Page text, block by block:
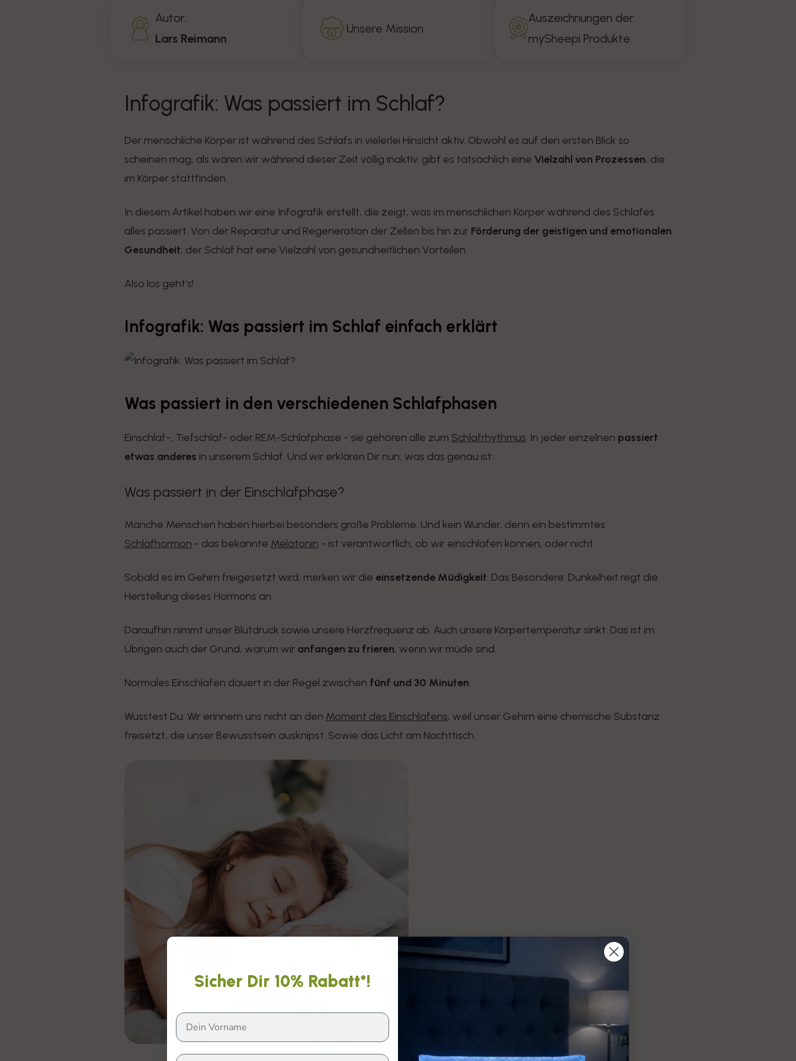
Autor:
Lars Reimann
Unsere Mission
Auszeichnungen der
mySheepi Produkte
Infografik: Was passiert im Schlaf?
Der menschliche Körper ist während des Schlafs in vielerlei Hinsicht aktiv. Obwohl es auf den ersten Blick so
scheinen mag, als wären wir während dieser Zeit völlig inaktiv, gibt es tatsächlich eine Vielzahl von Prozessen, die
im Körper stattfinden.
In diesem Artikel haben wir eine Infografik erstellt, die zeigt, was im menschlichen Körper während des Schlafes
alles passiert. Von der Reparatur und Regeneration der Zellen bis hin zurFörderung der geistigen und emotionalen
Gesundheit, der Schlaf hat eine Vielzahl von gesundheitlichen Vorteilen.
Also los geht’s!
Infografik: Was passiert im Schlaf einfach erklärt
Was passiert in den verschiedenen Schlafphasen
Einschlaf-, Tiefschlaf- oder REM-Schlafphase - sie gehören alle zum Schlafrhythmus. In jeder einzelnen passiert
etwas anderes in unserem Schlaf. Und wir erklären Dir nun, was das genau ist:
Was passiert in der Einschlafphase?
Manche Menschen haben hierbei besonders große Probleme. Und kein Wunder, denn ein bestimmtes
Schlafhormon - das bekannte Melatonin - ist verantwortlich, ob wir einschlafen können, oder nicht.
Sobald es im Gehirn freigesetzt wird, merken wir die einsetzende Müdigkeit. Das Besondere: Dunkelheit regt die
Herstellung dieses Hormons an.
Daraufhin nimmt unser Blutdruck sowie unsere Herzfrequenz ab. Auch unsere Körpertemperatur sinkt. Das ist im
Übrigen auch der Grund, warum wiranfangen zu frieren, wenn wir müde sind.
Normales Einschlafen dauert in der Regel zwischen fünf und 30 Minuten.
Wusstest Du: Wir erinnern uns nicht an den Moment des Einschlafens, weil unser Gehirn eine chemische Substanz
freisetzt, die unser Bewusstsein ausknipst. Sowie das Licht am Nachttisch.
Sicher Dir 10% Rabatt*!